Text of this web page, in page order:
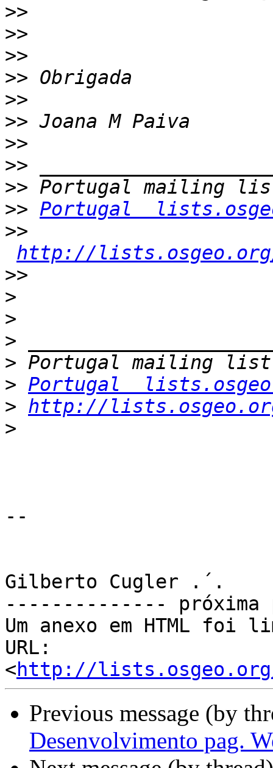
>>
>>
>>
>>
>>
>>
>>
>>
>>
>> Portugal
>>
http://
>>
>
>
>
>
> Portugal
> http://
>
--
Gilberto Cugler .´.
--------------
Um anexo em HTML foi
URL:
<http://lists.osgeo.org/
Previous message (by
Desenvolvimento pag.